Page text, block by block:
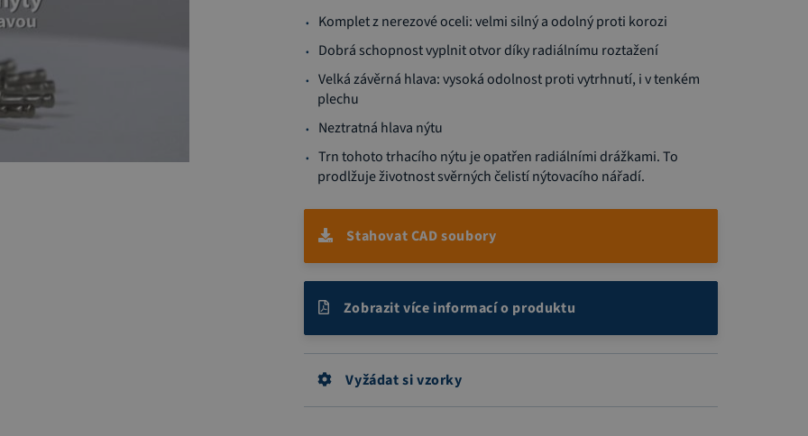
Komplet z nerezové oceli: velmi silný a odolný proti korozi
Dobrá schopnost vyplnit otvor díky radiálnímu roztažení
Velká závěrná hlava: vysoká odolnost proti vytrhnutí, i v tenkém
plechu
Neztratná hlava nýtu
Trn tohoto trhacího nýtu je opatřen radiálními drážkami. To
prodlžuje životnost svěrných čelistí nýtovacího nářadí.
Stahovat CAD soubory
Zobrazit více informací o produktu
Vyžádat si vzorky